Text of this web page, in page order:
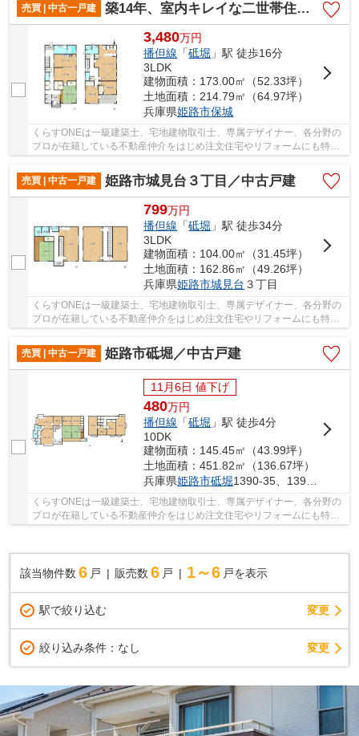
売買 | 中古一戸建
築14年、室内キレイな二世帯住宅／姫路市保城
3,480万円
播但線 「砥堀 」駅 徒歩16分
3LDK
建物面積：173.00㎡（52.33坪）
土地面積：214.79㎡（64.97坪）
兵庫県姫路市保城
くらすONEは一級建築士、宅地建物取引士、専属デザイナー、各分野の
プロが在籍している不動産仲介をはじめ注文住宅やリフォームにも特化
売買 | 中古一戸建
姫路市城見台３丁目／中古戸建
799万円
播但線 「砥堀 」駅 徒歩34分
3LDK
建物面積：104.00㎡（31.45坪）
土地面積：162.86㎡（49.26坪）
兵庫県姫路市城見台 ３丁目
くらすONEは一級建築士、宅地建物取引士、専属デザイナー、各分野の
プロが在籍している不動産仲介をはじめ注文住宅やリフォームにも特化
売買 | 中古一戸建
姫路市砥堀／中古戸建
11月6日 値下げ
480万円
播但線 「砥堀 」駅 徒歩4分
10DK
建物面積：145.45㎡（43.99坪）
土地面積：451.82㎡（136.67坪）
兵庫県姫路市砥堀1390-35、1390-9、31-2
くらすONEは一級建築士、宅地建物取引士、専属デザイナー、各分野の
プロが在籍している不動産仲介をはじめ注文住宅やリフォームにも特化
該当物件数 6 戸 販売数 6 戸 1～6 戸を表示
駅で絞り込む 変更
絞り込み条件： なし 変更